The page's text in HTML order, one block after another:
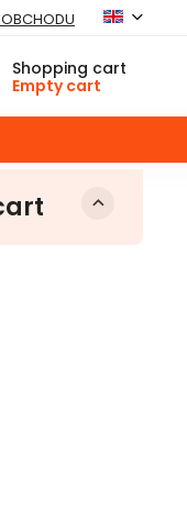
Shopping cart
Empty cart